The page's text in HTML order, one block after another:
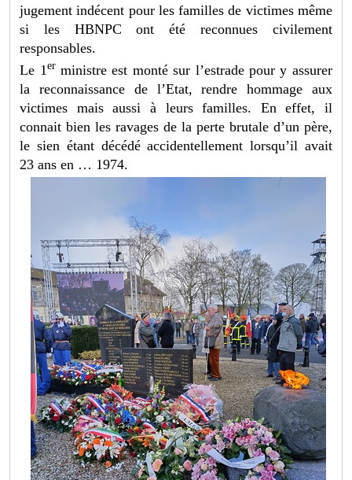
jugement indécent pour les familles de victimes même
si les HBNPC ont été reconnues civilement
responsables.
Le 1 erministre est monté sur l’estrade pour y assurer
la reconnaissance de l’Etat, rendre hommage aux
victimes mais aussi à leurs familles. En effet, il
connait bien les ravages de la perte brutale d’un père,
le sien étant décédé accidentellement lorsqu’il avait
23 ans en … 1974.